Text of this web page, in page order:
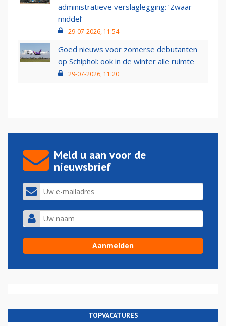
administratieve verslaglegging: ‘Zwaar
middel’
29-07-2026, 11:54
Goed nieuws voor zomerse debutanten
op Schiphol: ook in de winter alle ruimte
29-07-2026, 11:20
Meld u aan voor de
nieuwsbrief
TOPVACATURES